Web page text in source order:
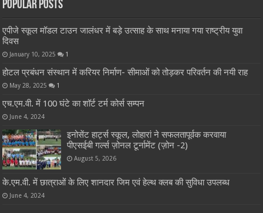
Popular Posts
एपीजे स्कूल मॉडल टाउन जालंधर में बड़े उत्साह के साथ मनाया गया राष्ट्रीय युवा
दिवस
January 10, 2025 1
होटल प्रबंधन संस्थान में करियर निर्माण- सीमाओं को तोड़कर परिवर्तन की नयी राह
May 28, 2025 1
एच.एम.वी. में 100 घंटे का शॉर्ट टर्म कोर्स सम्पन
June 4, 2024
इनोसेंट हार्ट्स स्कूल, लोहारां ने सफलतापूर्वक करवाया
पीएसईबी गर्ल्स ज़ोनल टूर्नामेंट (ज़ोन -2)
August 5, 2026
के.एम.वी. में छात्राओं के लिए शानदार जिम एवं हेल्थ क्लब की सुविधा उपलब्ध
June 4, 2024